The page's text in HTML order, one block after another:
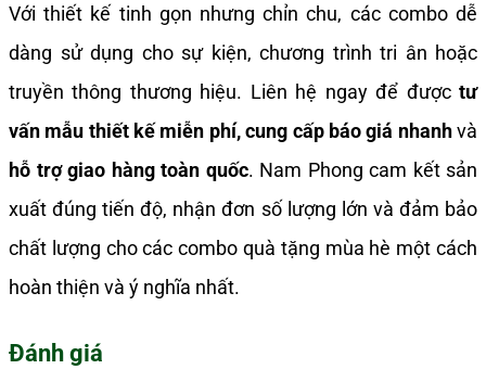
Với thiết kế tinh gọn nhưng chỉn chu, các combo dễ
dàng sử dụng cho sự kiện, chương trình tri ân hoặc
truyền thông thương hiệu. Liên hệ ngay để đượctư
vấn mẫu thiết kế miễn phí, cung cấp báo giá nhanhvà
hỗ trợ giao hàng toàn quốc. Nam Phong cam kết sản
xuất đúng tiến độ, nhận đơn số lượng lớn và đảm bảo
chất lượng cho các combo quà tặng mùa hè một cách
hoàn thiện và ý nghĩa nhất.
Đánh giá